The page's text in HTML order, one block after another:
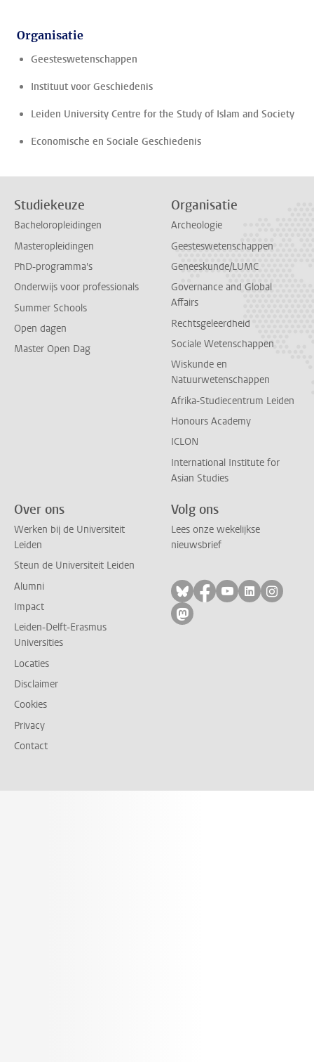
Organisatie
Geesteswetenschappen
Instituut voor Geschiedenis
Leiden University Centre for the Study of Islam and Society
Economische en Sociale Geschiedenis
Studiekeuze
Bacheloropleidingen
Masteropleidingen
PhD-programma's
Onderwijs voor professionals
Summer Schools
Open dagen
Master Open Dag
Organisatie
Archeologie
Geesteswetenschappen
Geneeskunde/LUMC
Governance and Global
Affairs
Rechtsgeleerdheid
Sociale Wetenschappen
Wiskunde en
Natuurwetenschappen
Afrika-Studiecentrum Leiden
Honours Academy
ICLON
International Institute for
Asian Studies
Over ons
Werken bij de Universiteit
Leiden
Steun de Universiteit Leiden
Alumni
Impact
Leiden-Delft-Erasmus
Universities
Locaties
Disclaimer
Cookies
Privacy
Contact
Volg ons
Lees onze wekelijkse
nieuwsbrief
Volg ons op bluesky
Volg ons op
Volg ons op
Volg ons
Volg
Volg ons op mastodon